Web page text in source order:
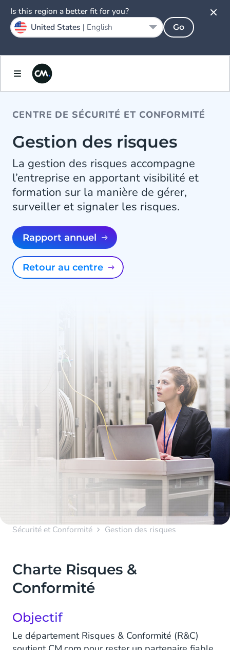
CENTRE DE SÉCURITÉ ET CONFORMITÉ
Gestion des risques
La gestion des risques accompagne
l’entreprise en apportant visibilité et
formation sur la manière de gérer,
surveiller et signaler les risques.
Rapport annuel
Retour au centre
Sécurité et Conformité Gestion des risques
Charte Risques &
Conformité
Objectif
Le département Risques & Conformité (R&C)
Is this region a better fit for you?
United States | English Go